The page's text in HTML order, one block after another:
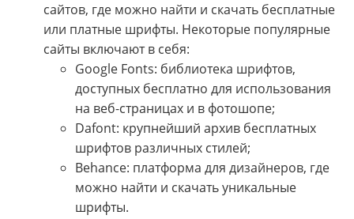
сайтов, где можно найти и скачать бесплатные
или платные шрифты. Некоторые популярные
сайты включают в себя:
Google Fonts: библиотека шрифтов,
доступных бесплатно для использования
на веб-страницах и в фотошопе;
Dafont: крупнейший архив бесплатных
шрифтов различных стилей;
Behance: платформа для дизайнеров, где
можно найти и скачать уникальные
шрифты.